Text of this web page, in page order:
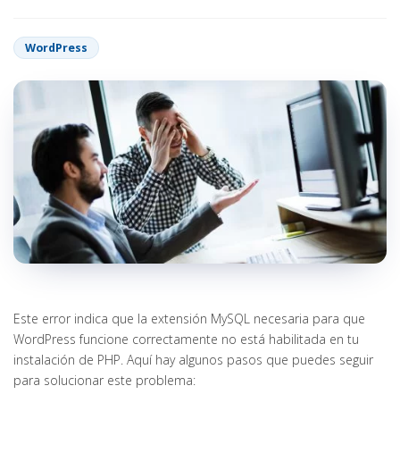
WordPress
Este error indica que la extensión MySQL necesaria para que
WordPress funcione correctamente no está habilitada en tu
instalación de PHP. Aquí hay algunos pasos que puedes seguir
para solucionar este problema: